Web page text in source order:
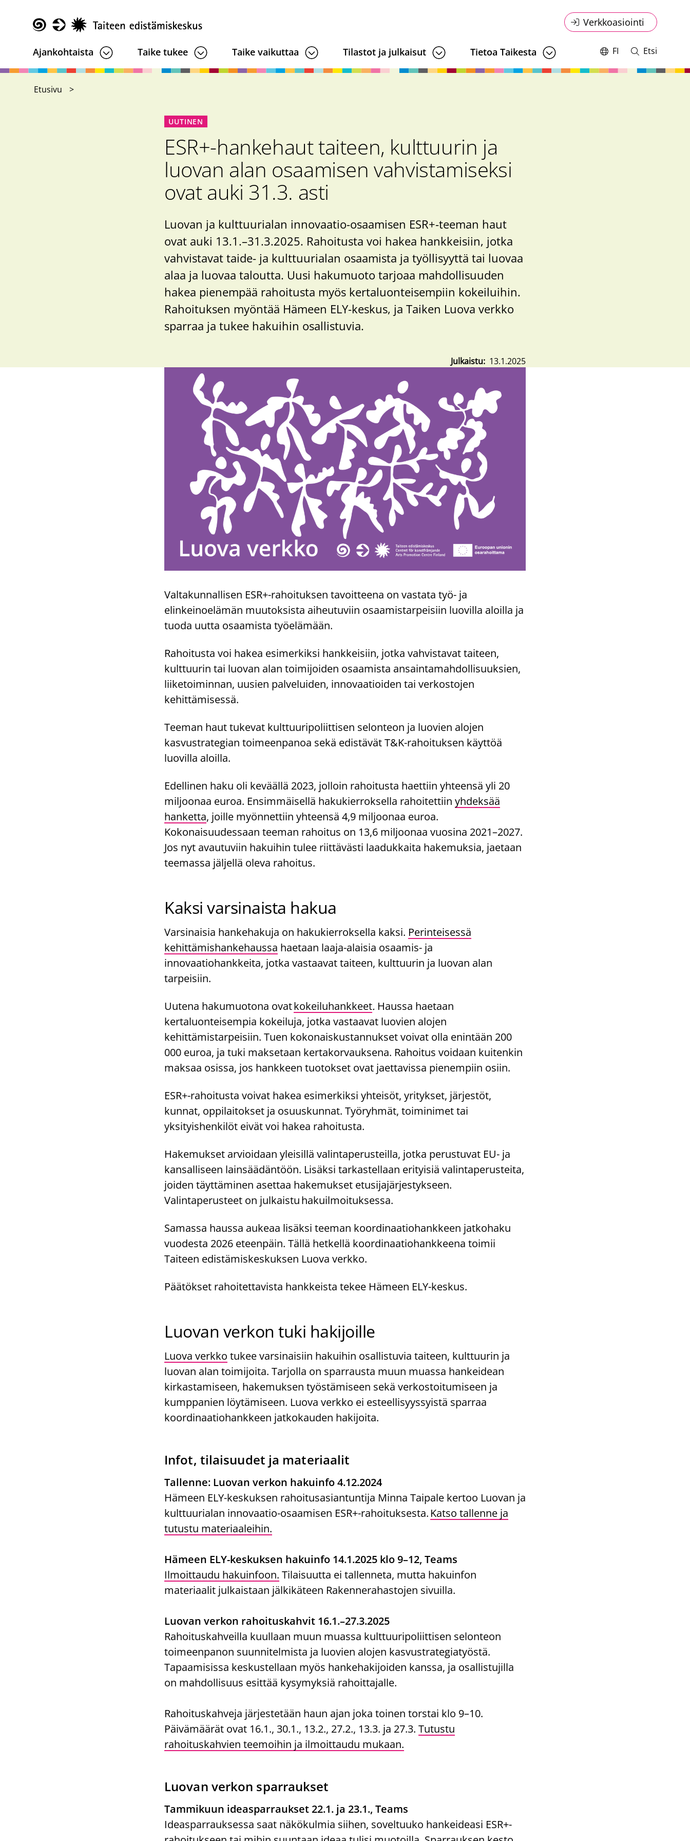
pääsisältöön
Online
service
menu
Verkkoasiointi
Ajankohtaista Taike tukee Taike vaikuttaa Tilastot ja julkaisut Tietoa Taikesta
Vaihda
nykyinen
FI
Avaa
sulje
Etsi
Etusivu
UUTINEN
ESR+-hankehaut taiteen, kulttuurin ja
luovan alan osaamisen vahvistamiseksi
ovat auki 31.3. asti
Luovan ja kulttuurialan innovaatio-osaamisen ESR+-teeman haut
ovat auki 13.1.–31.3.2025. Rahoitusta voi hakea hankkeisiin, jotka
vahvistavat taide- ja kulttuurialan osaamista ja työllisyyttä tai luovaa
alaa ja luovaa taloutta. Uusi hakumuoto tarjoaa mahdollisuuden
hakea pienempää rahoitusta myös kertaluonteisempiin kokeiluihin.
Rahoituksen myöntää Hämeen ELY-keskus, ja Taiken Luova verkko
sparraa ja tukee hakuihin osallistuvia.
Julkaistu 13.1.2025
Valtakunnallisen ESR+-rahoituksen tavoitteena on vastata työ- ja
elinkeinoelämän muutoksista aiheutuviin osaamistarpeisiin luovilla aloilla ja
tuoda uutta osaamista työelämään.
Rahoitusta voi hakea esimerkiksi hankkeisiin, jotka vahvistavat taiteen,
kulttuurin tai luovan alan toimijoiden osaamista ansaintamahdollisuuksien,
liiketoiminnan, uusien palveluiden, innovaatioiden tai verkostojen
kehittämisessä.
Teeman haut tukevat kulttuuripoliittisen selonteon ja luovien alojen
kasvustrategian toimeenpanoa sekä edistävät T&K-rahoituksen käyttöä
luovilla aloilla.
Edellinen haku oli keväällä 2023, jolloin rahoitusta haettiin yhteensä yli 20
miljoonaa euroa. Ensimmäisellä hakukierroksella rahoitettiin yhdeksää
hanketta, joille myönnettiin yhteensä 4,9 miljoonaa euroa.
Kokonaisuudessaan teeman rahoitus on 13,6 miljoonaa vuosina 2021–2027.
Jos nyt avautuviin hakuihin tulee riittävästi laadukkaita hakemuksia, jaetaan
teemassa jäljellä oleva rahoitus.
Kaksi varsinaista hakua
Varsinaisia hankehakuja on hakukierroksella kaksi. Perinteisessä
kehittämishankehaussa haetaan laaja-alaisia osaamis- ja
innovaatiohankkeita, jotka vastaavat taiteen, kulttuurin ja luovan alan
tarpeisiin.
Uutena hakumuotona ovatkokeiluhankkeet. Haussa haetaan
kertaluonteisempia kokeiluja, jotka vastaavat luovien alojen
kehittämistarpeisiin. Tuen kokonaiskustannukset voivat olla enintään 200
000 euroa, ja tuki maksetaan kertakorvauksena. Rahoitus voidaan kuitenkin
maksaa osissa, jos hankkeen tuotokset ovat jaettavissa pienempiin osiin.
ESR+-rahoitusta voivat hakea esimerkiksi yhteisöt, yritykset, järjestöt,
kunnat, oppilaitokset ja osuuskunnat. Työryhmät, toiminimet tai
yksityishenkilöt eivät voi hakea rahoitusta.
Hakemukset arvioidaan yleisillä valintaperusteilla, jotka perustuvat EU- ja
kansalliseen lainsäädäntöön. Lisäksi tarkastellaan erityisiä valintaperusteita,
joiden täyttäminen asettaa hakemukset etusijajärjestykseen.
Valintaperusteet on julkaistu hakuilmoituksessa.
Samassa haussa aukeaa lisäksi teeman koordinaatiohankkeen jatkohaku
vuodesta 2026 eteenpäin. Tällä hetkellä koordinaatiohankkeena toimii
Taiteen edistämiskeskuksen Luova verkko.
Päätökset rahoitettavista hankkeista tekee Hämeen ELY-keskus.
Luovan verkon tuki hakijoille
Luova verkko tukee varsinaisiin hakuihin osallistuvia taiteen, kulttuurin ja
luovan alan toimijoita. Tarjolla on sparrausta muun muassa hankeidean
kirkastamiseen, hakemuksen työstämiseen sekä verkostoitumiseen ja
kumppanien löytämiseen. Luova verkko ei esteellisyyssyistä sparraa
koordinaatiohankkeen jatkokauden hakijoita.
Infot, tilaisuudet ja materiaalit
Tallenne: Luovan verkon hakuinfo 4.12.2024
Hämeen ELY-keskuksen rahoitusasiantuntija Minna Taipale kertoo Luovan ja
kulttuurialan innovaatio-osaamisen ESR+-rahoituksesta. Katso tallenne ja
tutustu materiaaleihin.
Hämeen ELY-keskuksen hakuinfo 14.1.2025 klo 9–12, Teams
Ilmoittaudu hakuinfoon. Tilaisuutta ei tallenneta, mutta hakuinfon
materiaalit julkaistaan jälkikäteen Rakennerahastojen sivuilla.
Luovan verkon rahoituskahvit 16.1.–27.3.2025
Rahoituskahveilla kuullaan muun muassa kulttuuripoliittisen selonteon
toimeenpanon suunnitelmista ja luovien alojen kasvustrategiatyöstä.
Tapaamisissa keskustellaan myös hankehakijoiden kanssa, ja osallistujilla
on mahdollisuus esittää kysymyksiä rahoittajalle.
Rahoituskahveja järjestetään haun ajan joka toinen torstai klo 9–10.
Päivämäärät ovat 16.1., 30.1., 13.2., 27.2., 13.3. ja 27.3. Tutustu
rahoituskahvien teemoihin ja ilmoittaudu mukaan.
Luovan verkon sparraukset
Tammikuun ideasparraukset 22.1. ja 23.1., Teams
Ideasparrauksessa saat näkökulmia siihen, soveltuuko hankeideasi ESR+-